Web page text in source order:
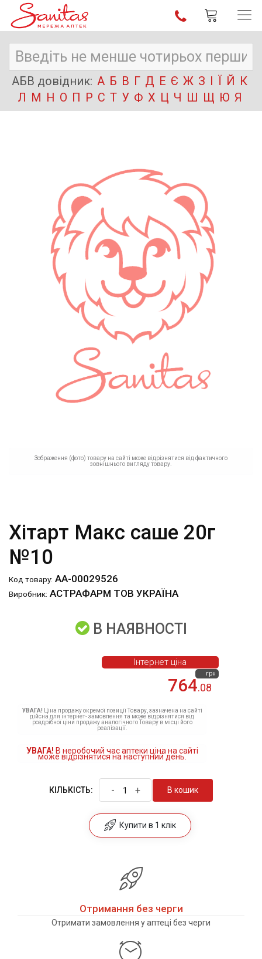
АБВ довідник: А Б В Г Д Е Є Ж З І Ї Й К
Л М Н О П Р С Т У Ф Х Ц Ч Ш Щ Ю Я
Зображення (фото) товару на сайті може відрізнятися від фактичного
зовнішнього вигляду товару.
Хітарт Макс саше 20г
№10
Код товару: АА-00029526
Виробник: АСТРАФАРМ ТОВ УКРАЇНА
В НАЯВНОСТІ
764.08
грн
Інтернет ціна
УВАГА! Ціна продажу окремої позиції Товару, зазначена на сайті
дійсна для інтернет- замовлення та може відрізнятися від
роздрібної ціни продажу аналогічного Товару в місці його
реалізації.
УВАГА! В неробочий час аптеки ціна на сайті
може відрізнятися на наступний день.
КІЛЬКІСТЬ: - + В кошик
Купити в 1 клік
Отримання без черги
Отримати замовлення у аптеці без черги